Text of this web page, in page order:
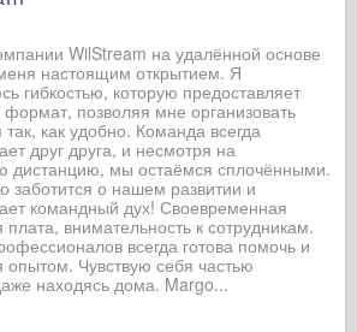
WilStream на удалённой основе
настоящим открытием. Я
гибкостью, которую предоставляет
позволяя мне организовать
как удобно. Команда всегда
друг друга, и несмотря на
дистанцию, мы остаёмся сплочёнными.
заботится о нашем развитии и
командный дух! Своевременная
плата, внимательность к сотрудникам.
всегда готова помочь и
опытом. Чувствую себя частью
находясь дома. Margo...